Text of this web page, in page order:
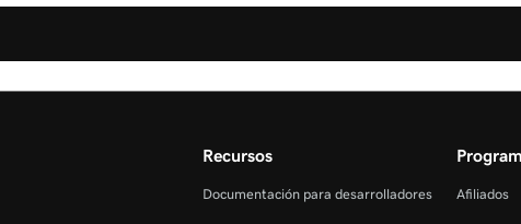
Recursos
Documentación para desarrolladores Afiliados